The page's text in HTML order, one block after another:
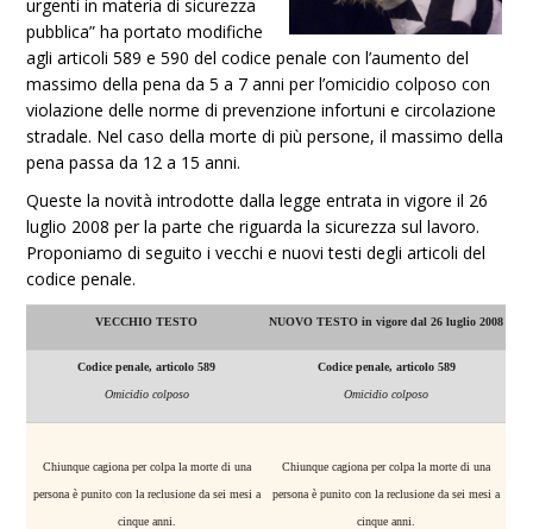
urgenti in materia di sicurezza
pubblica” ha portato modifiche
agli articoli 589 e 590 del codice penale con l’aumento del
massimo della pena da 5 a 7 anni per l’omicidio colposo con
violazione delle norme di prevenzione infortuni e circolazione
stradale. Nel caso della morte di più persone, il massimo della
pena passa da 12 a 15 anni.
Queste la novità introdotte dalla legge entrata in vigore il 26
luglio 2008 per la parte che riguarda la sicurezza sul lavoro.
Proponiamo di seguito i vecchi e nuovi testi degli articoli del
codice penale.
VECCHIO TESTO NUOVO TESTO in vigore dal 26 luglio 2008
Codice penale, articolo 589
Omicidio colposo
Codice penale, articolo 589
Omicidio colposo
Chiunque cagiona per colpa la morte di una
persona è punito con la reclusione da sei mesi a
cinque anni.
Chiunque cagiona per colpa la morte di una
persona è punito con la reclusione da sei mesi a
cinque anni.